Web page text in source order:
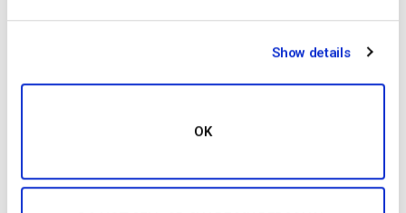
Show details
OK